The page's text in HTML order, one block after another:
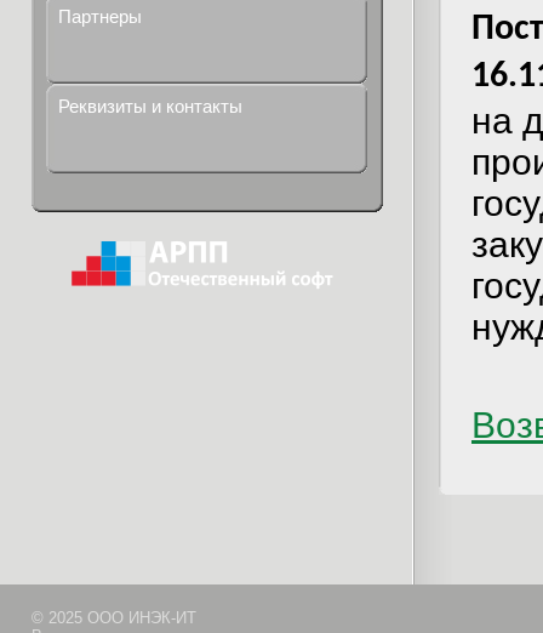
Партнеры
Реквизиты и контакты
на
© 2025 ООО ИНЭК-ИТ